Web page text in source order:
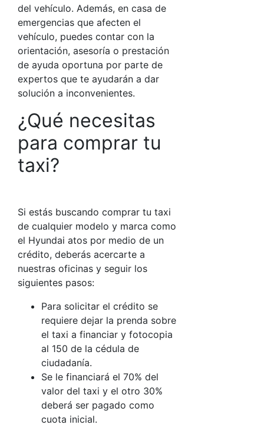
del vehículo. Además, en casa de
emergencias que afecten el
vehículo, puedes contar con la
orientación, asesoría o prestación
de ayuda oportuna por parte de
expertos que te ayudarán a dar
solución a inconvenientes.
¿Qué necesitas
para comprar tu
taxi?
Si estás buscando comprar tu taxi
de cualquier modelo y marca como
el Hyundai atos por medio de un
crédito, deberás acercarte a
nuestras oficinas y seguir los
siguientes pasos:
Para solicitar el crédito se
requiere dejar la prenda sobre
el taxi a financiar y fotocopia
al 150 de la cédula de
ciudadanía.
Se le financiará el 70% del
valor del taxi y el otro 30%
deberá ser pagado como
cuota inicial.